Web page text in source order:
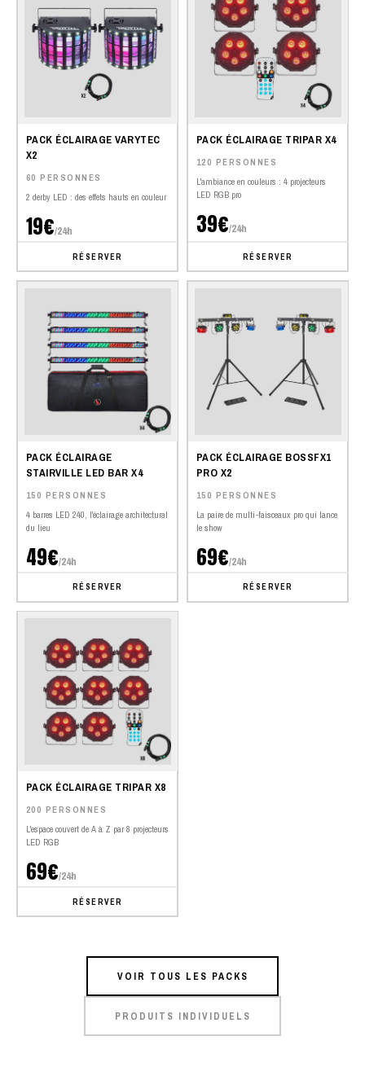
PACK ÉCLAIRAGE VARYTEC
X2
60 PERSONNES
2 derby LED : des effets hauts en couleur
19€/24h
RÉSERVER
PACK ÉCLAIRAGE TRIPAR X4
120 PERSONNES
L'ambiance en couleurs : 4 projecteurs
LED RGB pro
39€/24h
RÉSERVER
PACK ÉCLAIRAGE
STAIRVILLE LED BAR X4
150 PERSONNES
4 barres LED 240, l'éclairage architectural
du lieu
49€/24h
RÉSERVER
PACK ÉCLAIRAGE BOSSFX1
PRO X2
150 PERSONNES
La paire de multi-faisceaux pro qui lance
le show
69€/24h
RÉSERVER
PACK ÉCLAIRAGE TRIPAR X8
200 PERSONNES
L'espace couvert de A à Z par 8 projecteurs
LED RGB
69€/24h
RÉSERVER
VOIR TOUS LES PACKS
PRODUITS INDIVIDUELS